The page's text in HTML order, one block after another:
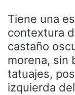
Tiene una
contextura
castaño
morena, sin
tatuajes,
izquierda